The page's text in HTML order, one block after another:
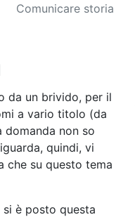
Comunicare storia
da un brivido, per il
a vario titolo (da
non so
quindi, vi
che su questo tema
è posto questa